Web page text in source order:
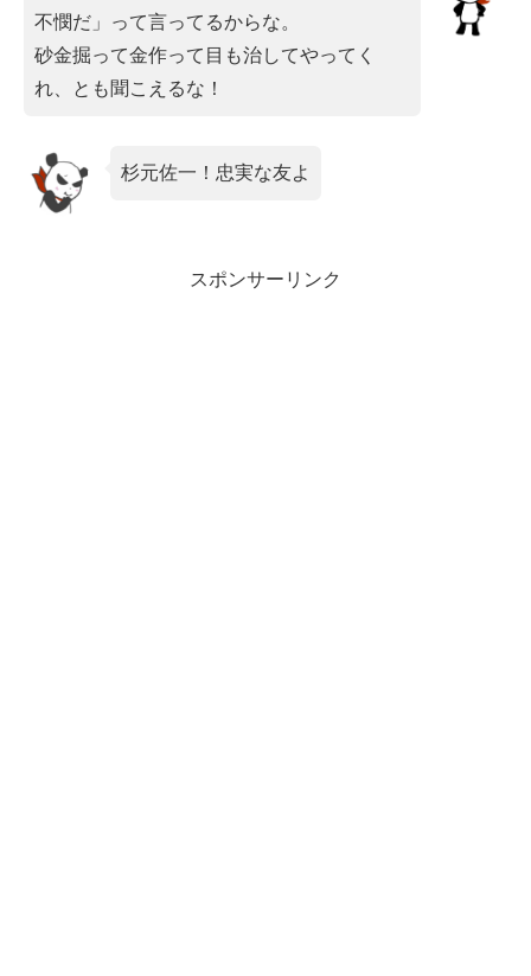
不憫だ」って言ってるからな。
砂金掘って金作って目も治してやってく
れ、とも聞こえるな！
杉元佐一！忠実な友よ
スポンサーリンク